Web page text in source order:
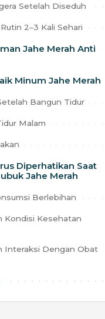
Setelah Diseduh
2–3 Kali Sehari
Jahe Merah Anti
Minum Jahe Merah
Bangun Tidur
Malam
Diperhatikan Saat
Jahe Merah
Berlebihan
Kondisi Kesehatan
Interaksi Dengan Obat